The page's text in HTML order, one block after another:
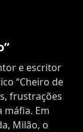
e escritor
“Cheiro de
frustrações
máfia. Em
Milão, o